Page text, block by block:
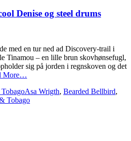
Denise og steel drums
med en tur ned ad Discovery-trail i
Tinamou – en lille brun skovhønsefugl,
sig på jorden i regnskoven og det
More…
Tags
Asa Wrigth, Bearded Bellbird,
Tobago